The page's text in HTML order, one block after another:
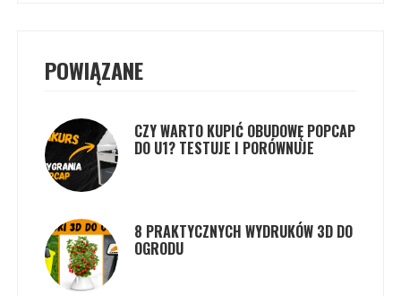
POWIĄZANE
CZY WARTO KUPIĆ OBUDOWĘ POPCAP
DO U1? TESTUJE I PORÓWNUJE
8 PRAKTYCZNYCH WYDRUKÓW 3D DO
OGRODU